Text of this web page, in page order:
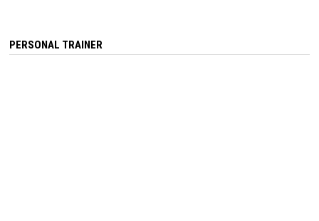
PERSONAL TRAINER